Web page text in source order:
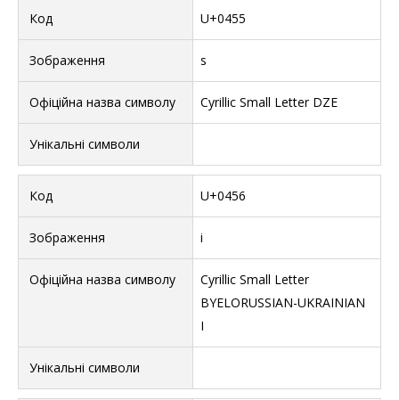
U+0455
ѕ
Cyrillic Small Letter DZE
U+0456
і
Cyrillic Small Letter
BYELORUSSIAN-UKRAINIAN
I